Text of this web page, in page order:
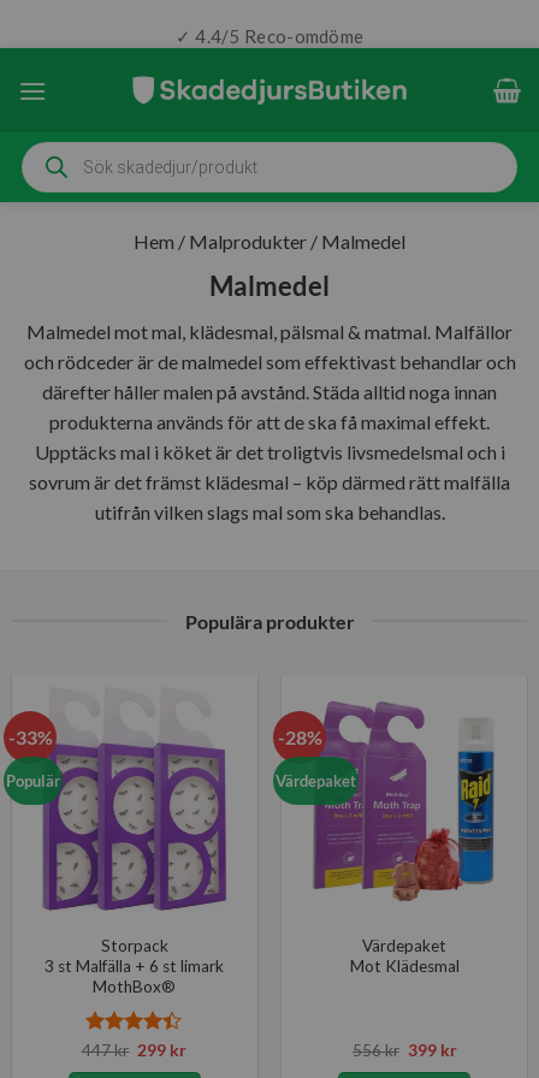
✓ 4.4/5 Reco-omdöme
Produktsökning
Hem / Malprodukter / Malmedel
Malmedel
Malmedel mot mal, klädesmal, pälsmal & matmal. Malfällor
och rödceder är de malmedel som effektivast behandlar och
därefter håller malen på avstånd. Städa alltid noga innan
produkterna används för att de ska få maximal effekt.
Upptäcks mal i köket är det troligtvis livsmedelsmal och i
sovrum är det främst klädesmal – köp därmed rätt malfälla
utifrån vilken slags mal som ska behandlas.
Populära produkter
-33%
Populär
Storpack
3 st Malfälla + 6 st limark
MothBox®
Betygsatt
4.33av 5
447kr Det
299 krDet
-28%
Värdepaket
Värdepaket
Mot Klädesmal
556kr Det
399 krDet